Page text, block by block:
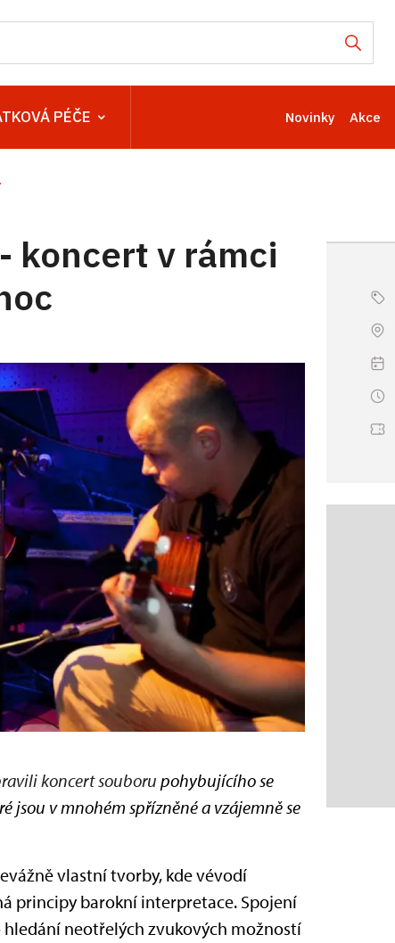
PÉČE Novinky Akce
koncert v rámci
koncert souboru pohybujícího se
jsou v mnohém spřízněné a vzájemně se
vlastní tvorby, kde vévodí
principy barokní interpretace. Spojení
neotřelých zvukových možností